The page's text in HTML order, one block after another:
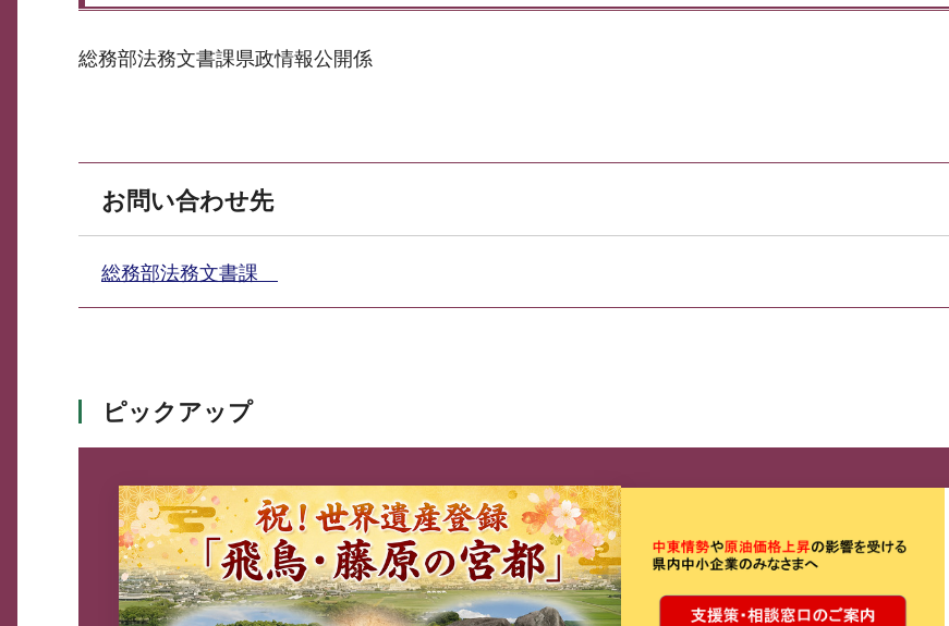
総務部法務文書課県政情報公開係
お問い合わせ先
総務部法務文書課
ピックアップ